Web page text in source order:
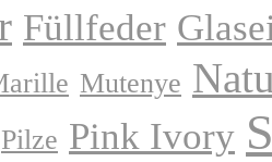
Füllfeder
Mutenye
Pilze Pink Ivory